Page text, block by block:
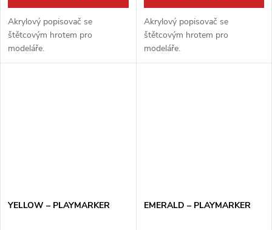
Akrylový popisovač se
štětcovým hrotem pro
modeláře.
Akrylový popisovač se
štětcovým hrotem pro
modeláře.
YELLOW – PLAYMARKER EMERALD – PLAYMARKER